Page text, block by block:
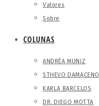
Valores
Sobre
COLUNAS
ANDRÉA MUNIZ
STHEVO DAMACENO
KARLA BARCELOS
DR. DIEGO MOTTA